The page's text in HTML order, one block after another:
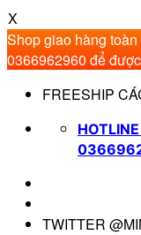
X
Shop giao hàng
0366962960 để
qua
FREESHIP
TWITTER